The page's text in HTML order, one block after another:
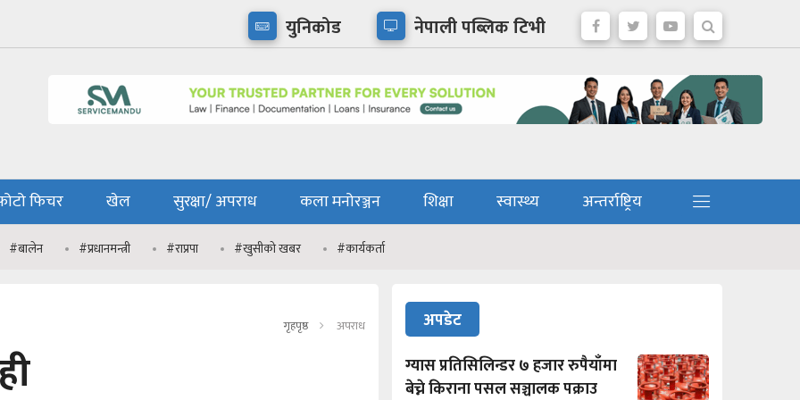
युनिकोड नेपाली पब्लिक टिभी
फिचर खेल सुरक्षा/ अपराध कला मनोरञ्जन शिक्षा स्वास्थ्य
अन्तर्राष्ट्रिय
#बालेन #प्रधानमन्त्री #राप्रपा #खुसीको खबर #कार्यकर्ता
गृहपृष्ठ अपराध
अपडेट
ग्यास प्रतिसिलिन्डर ७ हजार रुपैयाँमा
बेच्ने किराना पसल सञ्चालक पक्राउ